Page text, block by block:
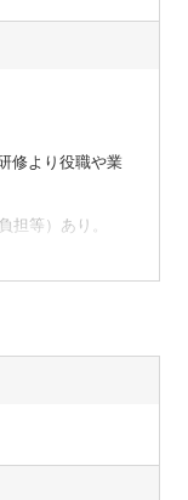
修より役職や業
担等）あり。